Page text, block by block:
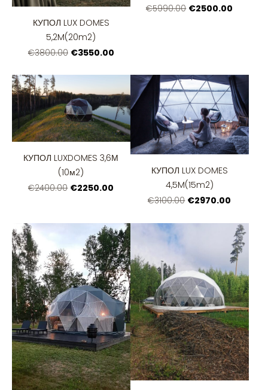
КУПОЛ LUX DOMES
5,2M(20m2)
€3800.00 €3550.00
€5990.00 €2500.00
КУПОЛ LUXDOMES 3,6М
(10м2)
€2400.00 €2250.00
КУПОЛ LUX DOMES
4,5M(15m2)
€3100.00 €2970.00